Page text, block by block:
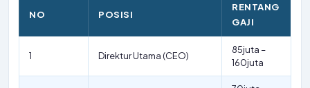
NO POSISI
RENTANG
GAJI
1 Direktur Utama (CEO)
85juta –
160juta